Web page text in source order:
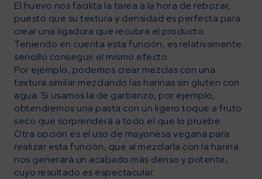
El huevo nos facilita la tarea a la hora de rebozar,
puesto que su textura y densidad es perfecta para
crear una ligadura que recubra el producto.
Teniendo en cuenta esta función, es relativamente
sencillo conseguir el mismo efecto.
Por ejemplo, podemos crear mezclas con una
textura similar mezclando las harinas sin gluten con
agua. Si usamos la de garbanzo, por ejemplo,
obtendremos una pasta con un ligero toque a fruto
seco que sorprenderá a todo el que lo pruebe.
Otra opción es el uso de mayonesa vegana para
realizar esta función, que al mezclarla con la harina
nos generará un acabado más denso y potente,
cuyo resultado es espectacular.